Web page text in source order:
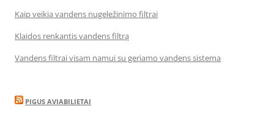
Kaip veikia vandens nugeležinimo filtrai
Klaidos renkantis vandens filtrą
Vandens filtrai visam namui su geriamo vandens sistema
PIGUS AVIABILIETAI